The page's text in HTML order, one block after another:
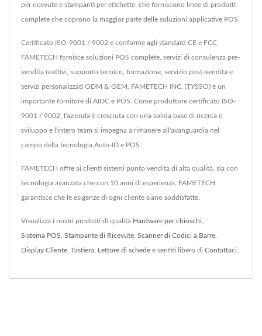
per ricevute e stampanti per etichette, che forniscono linee di prodotti
complete che coprono la maggior parte delle soluzioni applicative POS.
Certificato ISO-9001 / 9002 e conforme agli standard CE e FCC,
FAMETECH fornisce soluzioni POS complete, servizi di consulenza pre-
vendita reattivi, supporto tecnico, formazione, servizio post-vendita e
servizi personalizzati ODM & OEM. FAMETECH INC. (TYSSO) è un
importante fornitore di AIDC e POS. Come produttore certificato ISO-
9001 / 9002, l'azienda è cresciuta con una solida base di ricerca e
sviluppo e l'intero team si impegna a rimanere all'avanguardia nel
campo della tecnologia Auto-ID e POS.
FAMETECH offre ai clienti sistemi punto vendita di alta qualità, sia con
tecnologia avanzata che con 10 anni di esperienza, FAMETECH
garantisce che le esigenze di ogni cliente siano soddisfatte.
Visualizza i nostri prodotti di qualità Hardware per chioschi
Sistema POS Stampante di Ricevute Scanner di Codici a Barre
Display Cliente Tastiera Lettore di schede e sentiti libero di Contattaci